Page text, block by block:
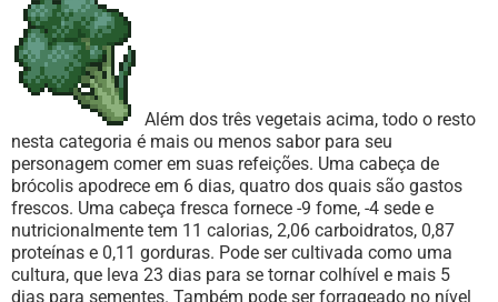
Além dos três vegetais acima, todo o resto
nesta categoria é mais ou menos sabor para seu
personagem comer em suas refeições. Uma cabeça de
brócolis apodrece em 6 dias, quatro dos quais são gastos
frescos. Uma cabeça fresca fornece -9 fome, -4 sede e
nutricionalmente tem 11 calorias, 2,06 carboidratos, 0,87
proteínas e 0,11 gorduras. Pode ser cultivada como uma
cultura, que leva 23 dias para se tornar colhível e mais 5
dias para sementes. Também pode ser forrageado no nível